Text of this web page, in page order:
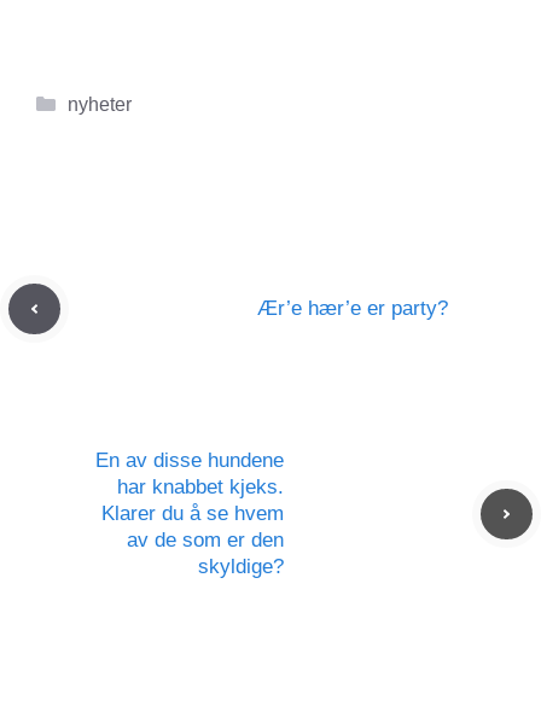
Kategorier
nyheter
Ær’e hær’e er party?
En av disse hundene
har knabbet kjeks.
Klarer du å se hvem
av de som er den
skyldige?